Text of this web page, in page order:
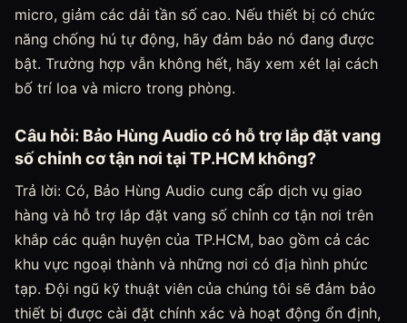
micro, giảm các dải tần số cao. Nếu thiết bị có chức
năng chống hú tự động, hãy đảm bảo nó đang được
bật. Trường hợp vẫn không hết, hãy xem xét lại cách
bố trí loa và micro trong phòng.
Câu hỏi: Bảo Hùng Audio có hỗ trợ lắp đặt vang
số chỉnh cơ tận nơi tại TP.HCM không?
Trả lời: Có, Bảo Hùng Audio cung cấp dịch vụ giao
hàng và hỗ trợ lắp đặt vang số chỉnh cơ tận nơi trên
khắp các quận huyện của TP.HCM, bao gồm cả các
khu vực ngoại thành và những nơi có địa hình phức
tạp. Đội ngũ kỹ thuật viên của chúng tôi sẽ đảm bảo
thiết bị được cài đặt chính xác và hoạt động ổn định,